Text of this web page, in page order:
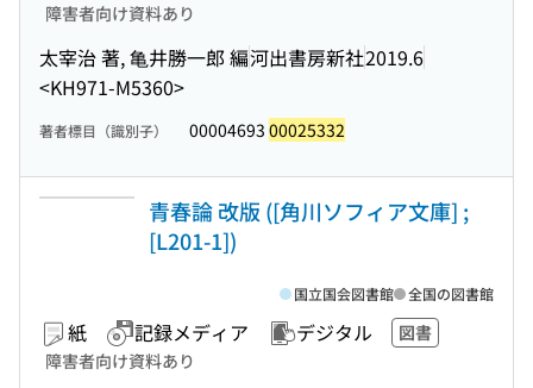
障害者向け資料あり
太宰治 著, 亀井勝一郎 編河出書房新社2019.6
<KH971-M5360>
著者標目（識別子） 00004693 00025332
青春論 改版 ([角川ソフィア文庫] ;
[L201-1])
紙 記録メディア デジタル
図書
障害者向け資料あり
国立国会図書館 全国の図書館